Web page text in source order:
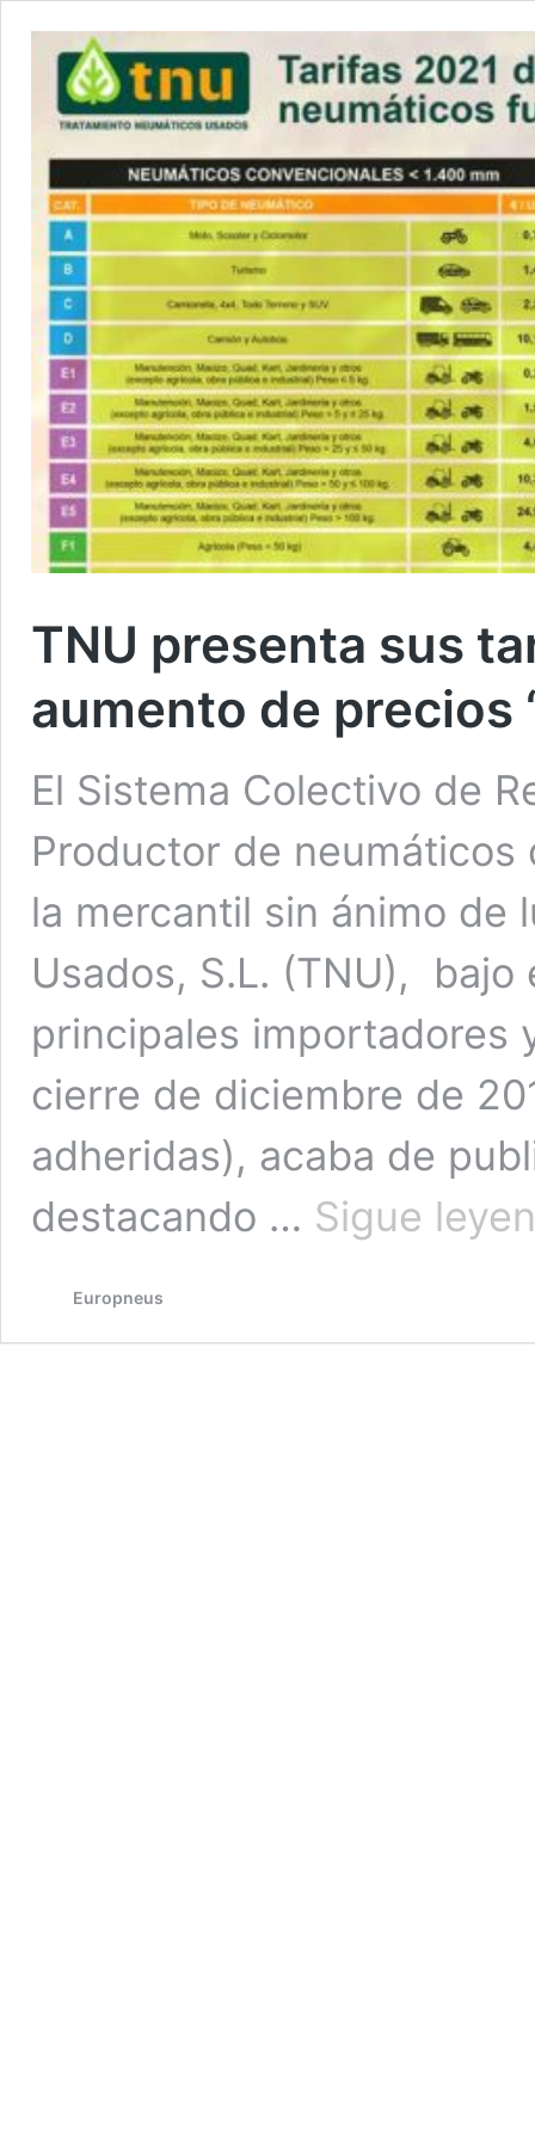
TNU presenta sus
aumento de precios
El Sistema Colectivo de
Productor de
la mercantil sin ánimo de
Usados, S.L. (TNU),
principales importadores
cierre de diciembre de
adheridas), acaba de
destacando … Sigue
Europneus